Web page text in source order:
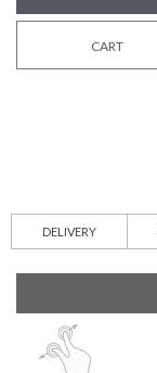
CART
DELIVERY